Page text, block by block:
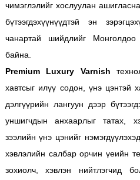
чимэглэлийг хослуулан
бүтээгдэхүүнүүдтэй эн
чанартай шийдлийг
байна.
Premium Luxury Varnish
хавтсыг илүү содон, үнэ цэнтэй
дэлгүүрийн лангуун дээр
уншигчдын анхаарлыг татах,
зээлийн үнэ цэнийг
хэвлэлийн салбар орчин үеийн
зохиолч, хэвлэн нийтлэгчид